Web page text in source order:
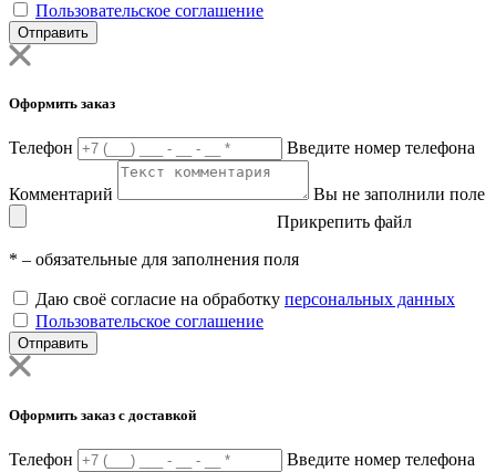
Пользовательское соглашение
Отправить
Оформить заказ
Телефон Введите номер телефона
Комментарий
Вы не заполнили поле
Прикрепить файл
* – обязательные для заполнения поля
Даю своё согласие на обработку персональных данных
Пользовательское соглашение
Отправить
Оформить заказ с доставкой
Телефон Введите номер телефона